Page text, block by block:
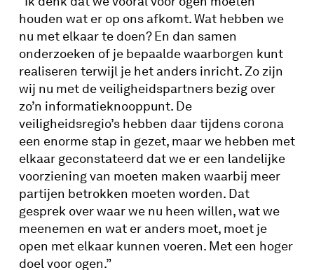
houden wat er op ons afkomt. Wat hebben we
nu met elkaar te doen? En dan samen
onderzoeken of je bepaalde waarborgen kunt
realiseren terwijl je het anders inricht. Zo zijn
wij nu met de veiligheidspartners bezig over
zo’n informatieknooppunt. De
veiligheidsregio’s hebben daar tijdens corona
een enorme stap in gezet, maar we hebben met
elkaar geconstateerd dat we er een landelijke
voorziening van moeten maken waarbij meer
partijen betrokken moeten worden. Dat
gesprek over waar we nu heen willen, wat we
meenemen en wat er anders moet, moet je
open met elkaar kunnen voeren. Met een hoger
doel voor ogen.”